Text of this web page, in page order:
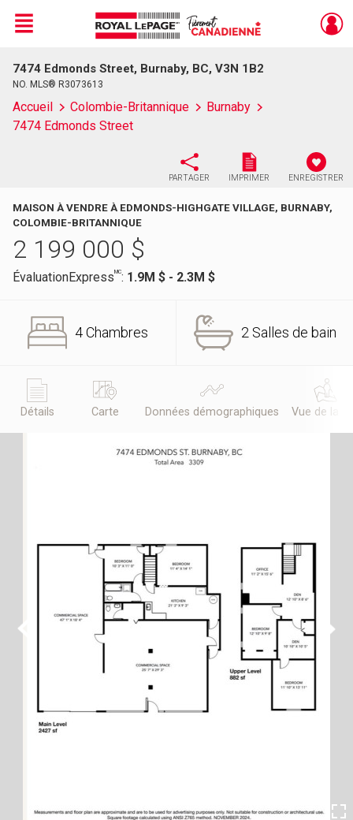
Live
En Direct
Menu
7474 Edmonds Street, Burnaby, BC, V3N 1B2
NO. MLS® R3073613
Accueil Colombie-Britannique
Burnaby
7474 Edmonds Street
PARTAGER IMPRIMER ENREGISTRER
MAISON À VENDRE À EDMONDS-HIGHGATE VILLAGE, BURNABY,
COLOMBIE-BRITANNIQUE
2 199 000 $
ÉvaluationExpressMC: 1.9M $ - 2.3M $
4 Chambres 2 Salles de bain
Détails Carte Données démographiques Vue de la
Previous Next